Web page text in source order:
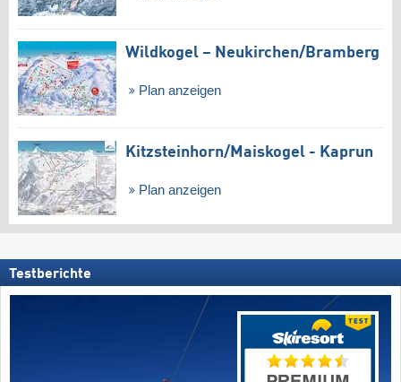
Wildkogel – Neukirchen/​Bramberg
Plan anzeigen
Kitzsteinhorn/​Maiskogel - Kaprun
Plan anzeigen
Testberichte